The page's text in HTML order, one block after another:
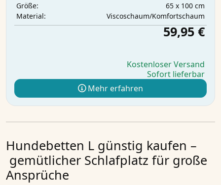
Größe:
65 x 100 cm
Material:
Viscoschaum/Komfortschaum
59,95 €
Kostenloser Versand
Sofort lieferbar
Mehr erfahren
Hundebetten L günstig kaufen –
gemütlicher Schlafplatz für große
Ansprüche